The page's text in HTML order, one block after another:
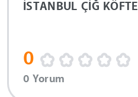
İSTANBUL ÇİĞ KÖFTE
0
0 Yorum